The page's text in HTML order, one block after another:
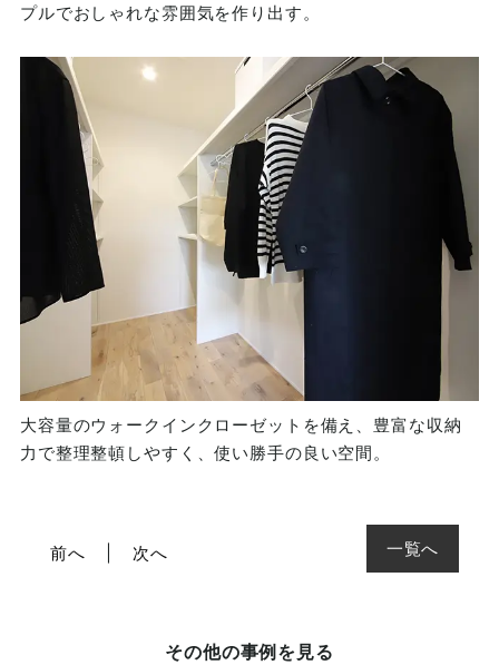
プルでおしゃれな雰囲気を作り出す。
大容量のウォークインクローゼットを備え、豊富な収納
力で整理整頓しやすく、使い勝手の良い空間。
一覧へ
前へ 次へ
その他の事例を見る